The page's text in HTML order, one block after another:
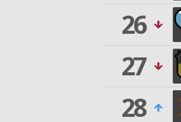
26
27
28